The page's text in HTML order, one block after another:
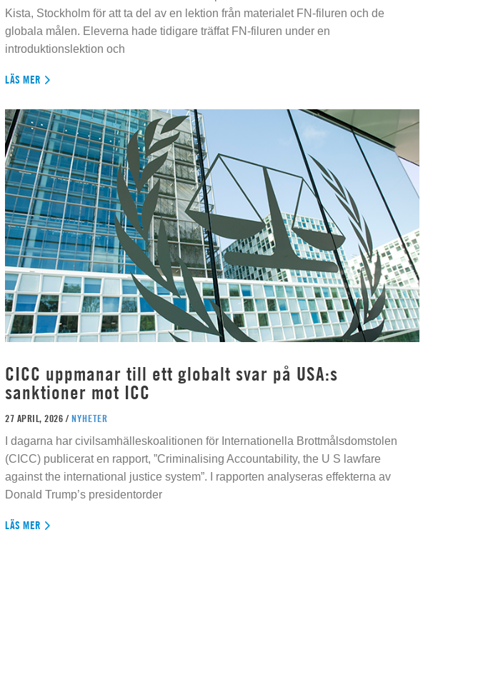
Kista, Stockholm för att ta del av en lektion från materialet FN-filuren och de
globala målen. Eleverna hade tidigare träffat FN-filuren under en
introduktionslektion och
LÄS MER
CICC uppmanar till ett globalt svar på USA:s
sanktioner mot ICC
27 APRIL, 2026 / NYHETER
I dagarna har civilsamhälleskoalitionen för Internationella Brottmålsdomstolen
(CICC) publicerat en rapport, ”Criminalising Accountability, the U S lawfare
against the international justice system”. I rapporten analyseras effekterna av
Donald Trump’s presidentorder
LÄS MER